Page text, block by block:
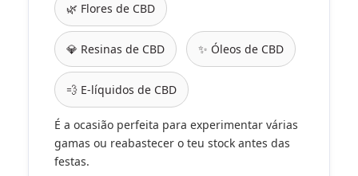
🌿 Flores de CBD
💎 Resinas de CBD ✨ Óleos de CBD
💨 E-líquidos de CBD
É a ocasião perfeita para experimentar várias
gamas ou reabastecer o teu stock antes das
festas.